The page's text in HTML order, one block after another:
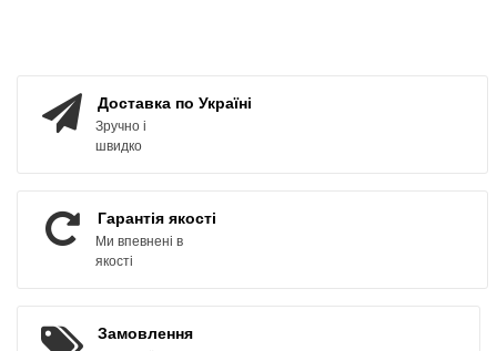
Доставка по Україні
Зручно і
швидко
Гарантія якості
Ми впевнені в
якості
Замовлення